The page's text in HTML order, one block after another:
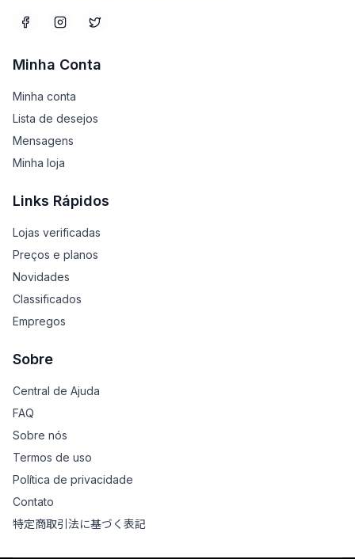
Minha Conta
Minha conta
Lista de desejos
Mensagens
Minha loja
Links Rápidos
Lojas verificadas
Preços e planos
Novidades
Classificados
Empregos
Sobre
Central de Ajuda
FAQ
Sobre nós
Termos de uso
Política de privacidade
Contato
特定商取引法に基づく表記